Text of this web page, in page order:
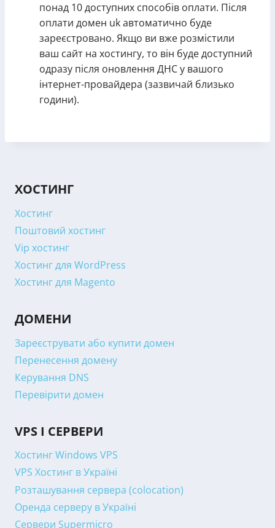
понад 10 доступних способів оплати. Після
оплати домен uk автоматично буде
зареєстровано. Якщо ви вже розмістили
ваш сайт на хостингу, то він буде доступний
одразу після оновлення ДНС у вашого
інтернет-провайдера (зазвичай близько
години).
ХОСТИНГ
Хостинг
Поштовий хостинг
Vip хостинг
Хостинг для WordPress
Хостинг для Magento
ДОМЕНИ
Зареєструвати або купити домен
Перенесення домену
Керування DNS
Перевірити домен
VPS І СЕРВЕРИ
Хостинг Windows VPS
VPS Хостинг в Україні
Розташування сервера (colocation)
Оренда серверу в Україні
Сервери Supermicro